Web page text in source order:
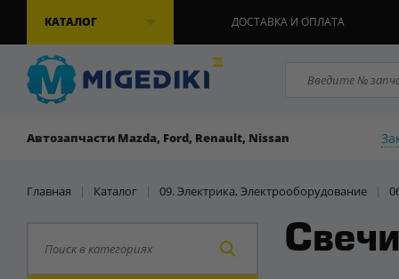
КАТАЛОГ ДОСТАВКА И ОПЛАТА
Автозапчасти Mazda, Ford, Renault, Nissan
Главная | Каталог | 09. Электрика, Электрооборудование |